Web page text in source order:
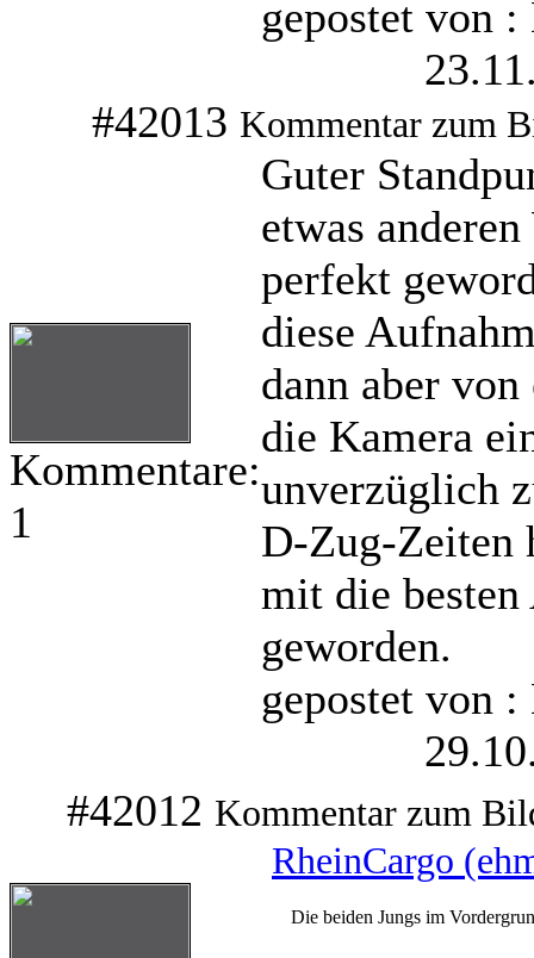
gepostet von
#42013 Kommentar zum
Kommentare:
1
Guter
etwas
perfekt
diese
dann aber
die Kamera
unverzüglich
D-Zug-Zeiten
mit die besten
geworden.
gepostet von
#42012 Kommentar zum
RheinCargo
Die beiden Jungs im